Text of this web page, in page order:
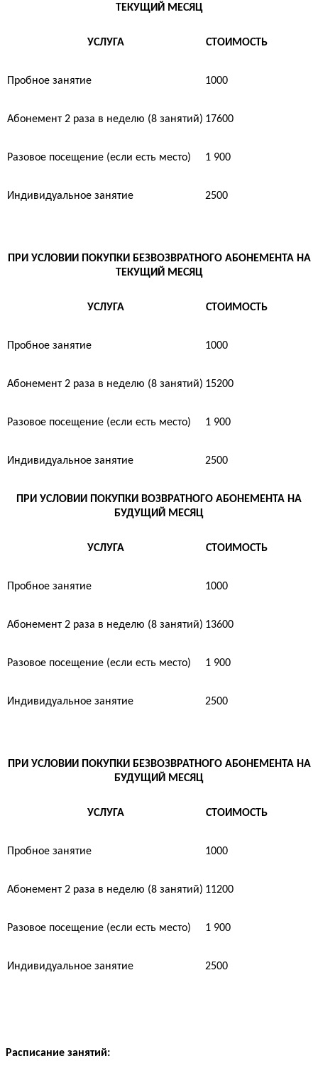
ТЕКУЩИЙ МЕСЯЦ
УСЛУГА СТОИМОСТЬ
Пробное занятие 1000
Абонемент 2 раза в неделю (8 занятий) 17600
Разовое посещение (если есть место) 1 900
Индивидуальное занятие 2500
ПРИ УСЛОВИИ ПОКУПКИ БЕЗВОЗВРАТНОГО АБОНЕМЕНТА НА
ТЕКУЩИЙ МЕСЯЦ
УСЛУГА СТОИМОСТЬ
Пробное занятие 1000
Абонемент 2 раза в неделю (8 занятий) 15200
Разовое посещение (если есть место) 1 900
Индивидуальное занятие 2500
ПРИ УСЛОВИИ ПОКУПКИ ВОЗВРАТНОГО АБОНЕМЕНТА НА
БУДУЩИЙ МЕСЯЦ
УСЛУГА СТОИМОСТЬ
Пробное занятие 1000
Абонемент 2 раза в неделю (8 занятий) 13600
Разовое посещение (если есть место) 1 900
Индивидуальное занятие 2500
ПРИ УСЛОВИИ ПОКУПКИ БЕЗВОЗВРАТНОГО АБОНЕМЕНТА НА
БУДУЩИЙ МЕСЯЦ
УСЛУГА СТОИМОСТЬ
Пробное занятие 1000
Абонемент 2 раза в неделю (8 занятий) 11200
Разовое посещение (если есть место) 1 900
Индивидуальное занятие 2500
Расписание занятий: